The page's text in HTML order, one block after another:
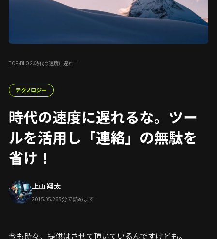
TOP›BLOG›時代の速度に遅れ…
テクノロジー
時代の速度に遅れるな。ツー
ルを活用し「連絡」の無駄を
省け！
上山 翔太
2015.05.265 分で読めます
今も時々、提供はさせて頂いているんですけども。